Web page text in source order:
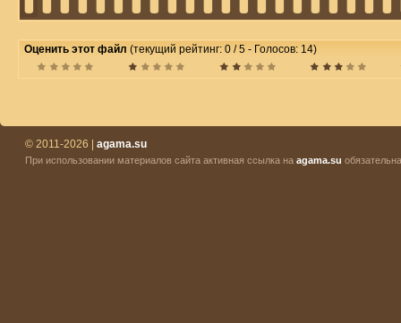
Оценить этот файл (текущий рейтинг: 0 / 5 - Голосов: 14)
© 2011-2026 | agama.su
При использовании материалов сайта активная ссылка на agama.su